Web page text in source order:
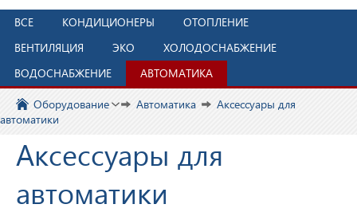
ВСЕ КОНДИЦИОНЕРЫ
ОТОПЛЕНИЕ
ВЕНТИЛЯЦИЯ
ЭКО
ХОЛОДОСНАБЖЕНИЕ
ВОДОСНАБЖЕНИЕ
АВТОМАТИКА
Оборудование Автоматика
Аксессуары для
автоматики
Аксессуары для
автоматики